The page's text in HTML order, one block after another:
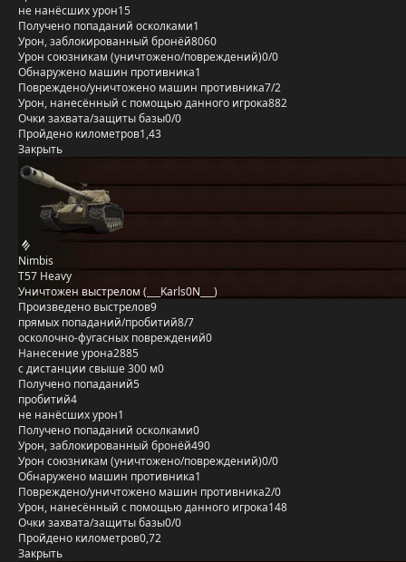
не нанёсших урон15
Получено попаданий осколками1
Урон, заблокированный бронёй8060
Урон союзникам (уничтожено/повреждений)0/0
Обнаружено машин противника1
Повреждено/уничтожено машин противника7/2
Урон, нанесённый с помощью данного игрока882
Очки захвата/защиты базы0/0
Пройдено километров1,43
Закрыть
Nimbis
T57 Heavy
Уничтожен выстрелом (___Karls0N___)
Произведено выстрелов9
прямых попаданий/пробитий8/7
осколочно-фугасных повреждений0
Нанесение урона2885
с дистанции свыше 300 м0
Получено попаданий5
пробитий4
не нанёсших урон1
Получено попаданий осколками0
Урон, заблокированный бронёй490
Урон союзникам (уничтожено/повреждений)0/0
Обнаружено машин противника1
Повреждено/уничтожено машин противника2/0
Урон, нанесённый с помощью данного игрока148
Очки захвата/защиты базы0/0
Пройдено километров0,72
Закрыть